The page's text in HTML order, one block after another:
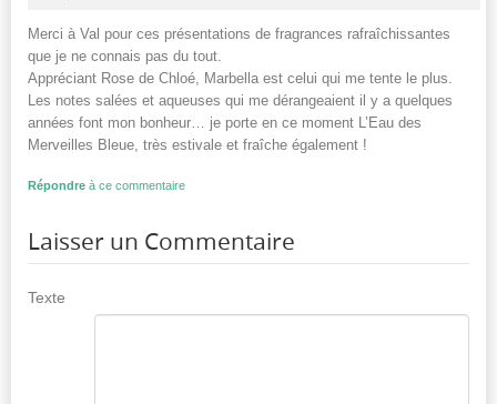
Merci à Val pour ces présentations de fragrances rafraîchissantes
que je ne connais pas du tout.
Appréciant Rose de Chloé, Marbella est celui qui me tente le plus.
Les notes salées et aqueuses qui me dérangeaient il y a quelques
années font mon bonheur… je porte en ce moment L’Eau des
Merveilles Bleue, très estivale et fraîche également !
Répondre à ce commentaire
Laisser un Commentaire
Texte